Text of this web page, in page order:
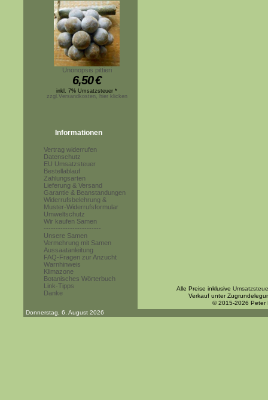
Unonopsis pittieri
6,50€
inkl. 7% Umsatzsteuer *
zzgl.Versandkosten, hier klicken
Informationen
Vertrag widerrufen
Datenschutz
EU Umsatzsteuer
Bestellablauf
Zahlungsarten
Lieferung & Versand
Garantie & Beanstandungen
Widerrufsbelehrung &
Muster-Widerrufsformular
Umweltschutz
Wir kaufen Samen
------------------------
Unsere Samen
Vermehrung mit Samen
Aussaatanleitung
FAQ-Fragen zur Anzucht
Warnhinweis
Klimazone
Botanisches Wörterbuch
Link-Tipps
Danke
Alle Preise inklusive
Verkauf unter
© 2015-2026 Peter
Donnerstag, 6. August 2026